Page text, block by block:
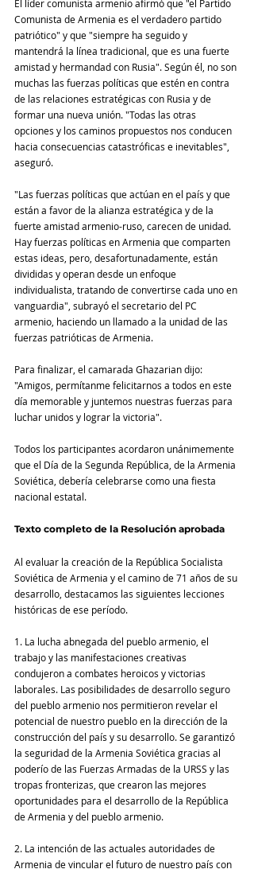
El líder comunista armenio afirmó que "el Partido
Comunista de Armenia es el verdadero partido
patriótico" y que "siempre ha seguido y
mantendrá la línea tradicional, que es una fuerte
amistad y hermandad con Rusia". Según él, no son
muchas las fuerzas políticas que estén en contra
de las relaciones estratégicas con Rusia y de
formar una nueva unión. "Todas las otras
opciones y los caminos propuestos nos conducen
hacia consecuencias catastróficas e inevitables",
aseguró.
"Las fuerzas políticas que actúan en el país y que
están a favor de la alianza estratégica y de la
fuerte amistad armenio-ruso, carecen de unidad.
Hay fuerzas políticas en Armenia que comparten
estas ideas, pero, desafortunadamente, están
divididas y operan desde un enfoque
individualista, tratando de convertirse cada uno en
vanguardia", subrayó el secretario del PC
armenio, haciendo un llamado a la unidad de las
fuerzas patrióticas de Armenia.
Para finalizar, el camarada Ghazarian dijo:
"Amigos, permítanme felicitarnos a todos en este
día memorable y juntemos nuestras fuerzas para
luchar unidos y lograr la victoria".
Todos los participantes acordaron unánimemente
que el Día de la Segunda República, de la Armenia
Soviética, debería celebrarse como una fiesta
nacional estatal.
Texto completo de la Resolución aprobada
Al evaluar la creación de la República Socialista
Soviética de Armenia y el camino de 71 años de su
desarrollo, destacamos las siguientes lecciones
históricas de ese período.
1. La lucha abnegada del pueblo armenio, el
trabajo y las manifestaciones creativas
condujeron a combates heroicos y victorias
laborales. Las posibilidades de desarrollo seguro
del pueblo armenio nos permitieron revelar el
potencial de nuestro pueblo en la dirección de la
construcción del país y su desarrollo. Se garantizó
la seguridad de la Armenia Soviética gracias al
poderío de las Fuerzas Armadas de la URSS y las
tropas fronterizas, que crearon las mejores
oportunidades para el desarrollo de la República
de Armenia y del pueblo armenio.
2. La intención de las actuales autoridades de
Armenia de vincular el futuro de nuestro país con